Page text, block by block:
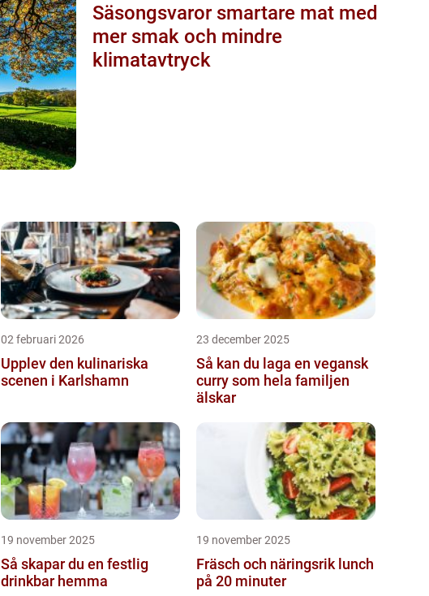
Säsongsvaror smartare mat med
mer smak och mindre
klimatavtryck
02 februari 2026
Upplev den kulinariska
scenen i Karlshamn
23 december 2025
Så kan du laga en vegansk
curry som hela familjen
älskar
19 november 2025
Så skapar du en festlig
drinkbar hemma
19 november 2025
Fräsch och näringsrik lunch
på 20 minuter